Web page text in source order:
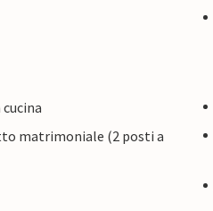
cucina
matrimoniale (2 posti a